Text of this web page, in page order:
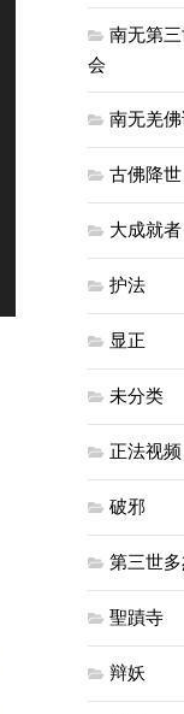
0
南无第
会
南无羌
古佛降世
大成就者
护法
显正
未分类
正法视频
破邪
第三世
聖蹟寺
辩妖